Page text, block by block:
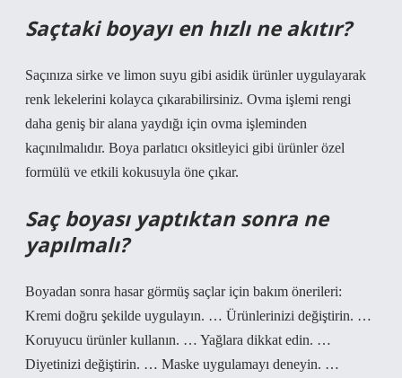
Saçtaki boyayı en hızlı ne akıtır?
Saçınıza sirke ve limon suyu gibi asidik ürünler uygulayarak
renk lekelerini kolayca çıkarabilirsiniz. Ovma işlemi rengi
daha geniş bir alana yaydığı için ovma işleminden
kaçınılmalıdır. Boya parlatıcı oksitleyici gibi ürünler özel
formülü ve etkili kokusuyla öne çıkar.
Saç boyası yaptıktan sonra ne
yapılmalı?
Boyadan sonra hasar görmüş saçlar için bakım önerileri:
Kremi doğru şekilde uygulayın. … Ürünlerinizi değiştirin. …
Koruyucu ürünler kullanın. … Yağlara dikkat edin. …
Diyetinizi değiştirin. … Maske uygulamayı deneyin. …